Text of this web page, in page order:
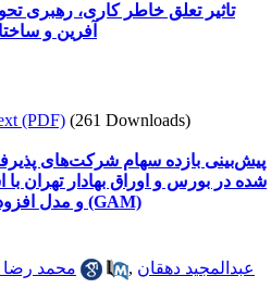
تاثیر تعلق خاطر کاری، رهبری
آفرین و
(PDF) (261 Downloads)
پیش‌بینی بازده سهام شرکت‌های
شده در بورس و اوراق بهادار تهران با
(شبکه عصبی (MLP) و مدل افزودنی کلی (GAM)
محمد , عبدالمجید دهقان